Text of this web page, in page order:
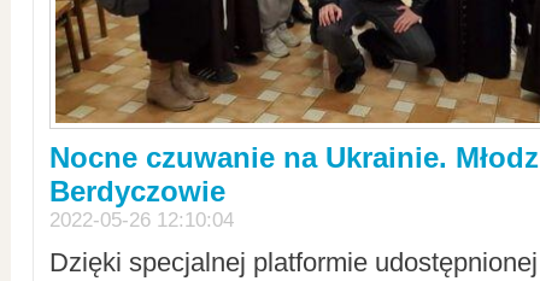
Nocne czuwanie na Ukrainie.
Berdyczowie
2022-05-26 12:10:04
Dzięki specjalnej platformie